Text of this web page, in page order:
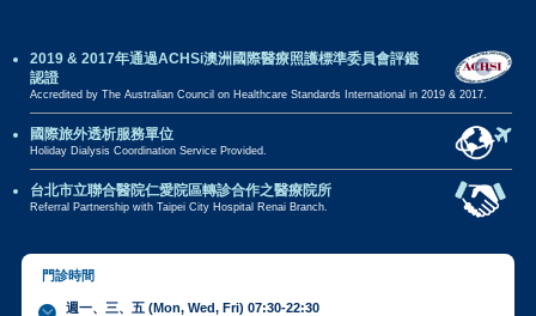
2019 & 2017年通過ACHSi澳洲國際醫療照護標準委員會評鑑
認證
Accredited by The Australian Council on Healthcare Standards International in 2019 & 2017.
國際旅外透析服務單位
Holiday Dialysis Coordination Service Provided.
台北市立聯合醫院仁愛院區轉診合作之醫療院所
Referral Partnership with Taipei City Hospital Renai Branch.
門診時間
週一、三、五 (Mon, Wed, Fri) 07:30-22:30